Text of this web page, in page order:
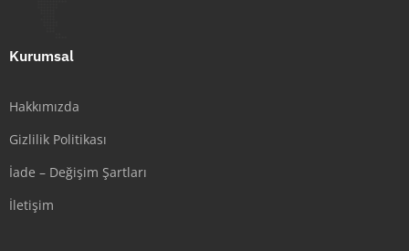
Kurumsal
Hakkımızda
Gizlilik Politikası
İade – Değişim Şartları
İletişim